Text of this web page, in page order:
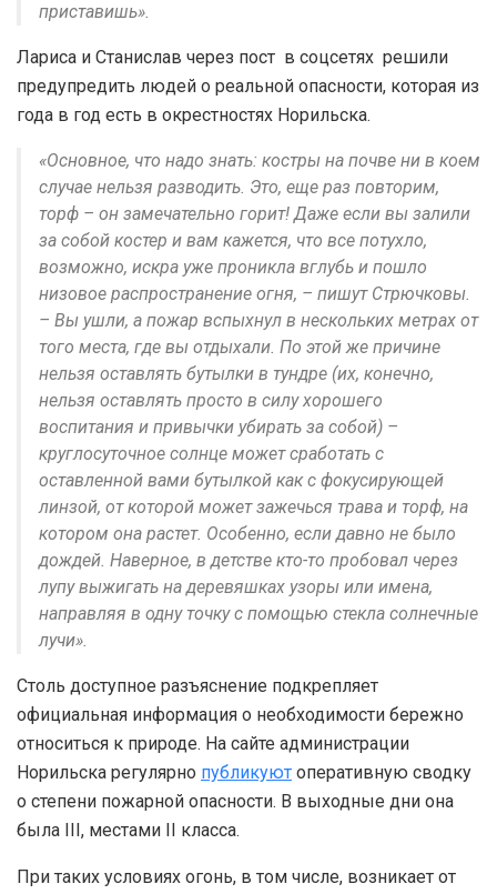
приставишь».
Лариса и Станислав через пост в соцсетях решили
предупредить людей о реальной опасности, которая из
года в год есть в окрестностях Норильска.
«Основное, что надо знать: костры на почве ни в коем
случае нельзя разводить. Это, еще раз повторим,
торф – он замечательно горит! Даже если вы залили
за собой костер и вам кажется, что все потухло,
возможно, искра уже проникла вглубь и пошло
низовое распространение огня, – пишут Стрючковы.
– Вы ушли, а пожар вспыхнул в нескольких метрах от
того места, где вы отдыхали. По этой же причине
нельзя оставлять бутылки в тундре (их, конечно,
нельзя оставлять просто в силу хорошего
воспитания и привычки убирать за собой) –
круглосуточное солнце может сработать с
оставленной вами бутылкой как с фокусирующей
линзой, от которой может зажечься трава и торф, на
котором она растет. Особенно, если давно не было
дождей. Наверное, в детстве кто-то пробовал через
лупу выжигать на деревяшках узоры или имена,
направляя в одну точку с помощью стекла солнечные
лучи».
Столь доступное разъяснение подкрепляет
официальная информация о необходимости бережно
относиться к природе. На сайте администрации
Норильска регулярно публикуют оперативную сводку
о степени пожарной опасности. В выходные дни она
была III, местами II класса.
При таких условиях огонь, в том числе, возникает от